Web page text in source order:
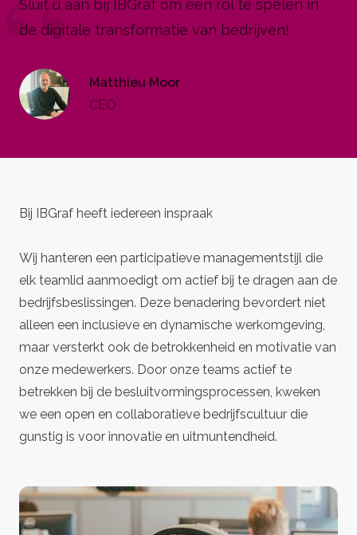
Sluit u aan bij IBGraf om een rol te spelen in
de digitale transformatie van bedrijven!
Matthieu Moor
CEO
Bij IBGraf heeft iedereen inspraak
Wij hanteren een participatieve managementstijl die
elk teamlid aanmoedigt om actief bij te dragen aan de
bedrijfsbeslissingen. Deze benadering bevordert niet
alleen een inclusieve en dynamische werkomgeving,
maar versterkt ook de betrokkenheid en motivatie van
onze medewerkers. Door onze teams actief te
betrekken bij de besluitvormingsprocessen, kweken
we een open en collaboratieve bedrijfscultuur die
gunstig is voor innovatie en uitmuntendheid.